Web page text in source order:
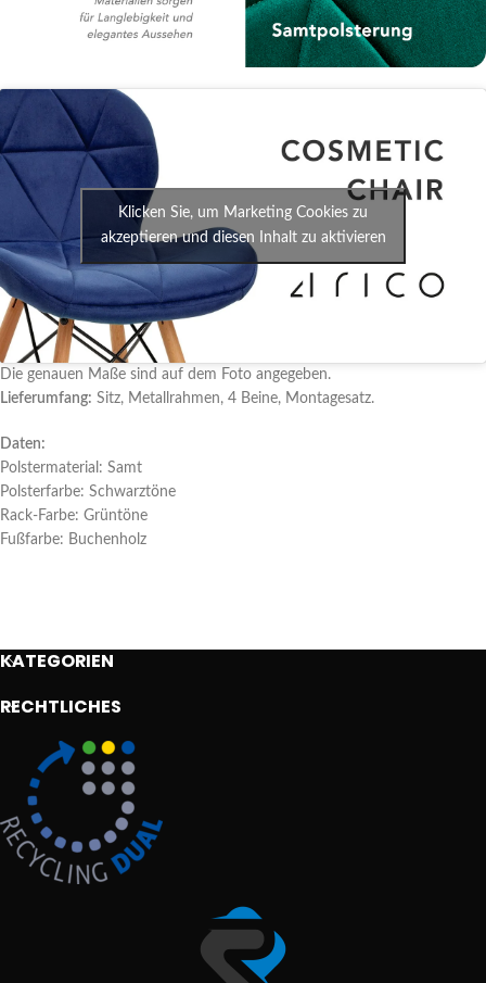
Klicken Sie, um Marketing Cookies zu
akzeptieren und diesen Inhalt zu aktivieren
Die genauen Maße sind auf dem Foto angegeben.
Lieferumfang: Sitz, Metallrahmen, 4 Beine, Montagesatz.
Daten:
Polstermaterial: Samt
Polsterfarbe: Schwarztöne
Rack-Farbe: Grüntöne
Fußfarbe: Buchenholz
KATEGORIEN
RECHTLICHES